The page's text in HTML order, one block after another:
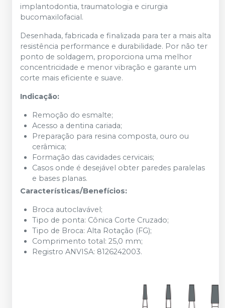
implantodontia, traumatologia e cirurgia
bucomaxilofacial.
Desenhada, fabricada e finalizada para ter a mais alta
resistência performance e durabilidade. Por não ter
ponto de soldagem, proporciona uma melhor
concentricidade e menor vibração e garante um
corte mais eficiente e suave.
Indicação:
Remoção do esmalte;
Acesso a dentina cariada;
Preparação para resina composta, ouro ou
cerâmica;
Formação das cavidades cervicais;
Casos onde é desejável obter paredes paralelas
e bases planas.
Características/Benefícios:
Broca autoclavável;
Tipo de ponta: Cônica Corte Cruzado;
Tipo de Broca: Alta Rotação (FG);
Comprimento total: 25,0 mm;
Registro ANVISA: 8126242003.